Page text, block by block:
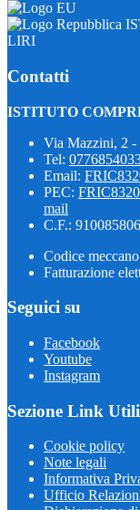
LIRI
Contatti
ISTITUTO
Via Mazzini, 2
Tel:
Email:
PEC:
mail
C.F.:
Codice
Fatturazione
Seguici su
Facebook
Youtube
Instagram
Sezione Link Utili
Cookie policy
Note legali
Informativa
Ufficio